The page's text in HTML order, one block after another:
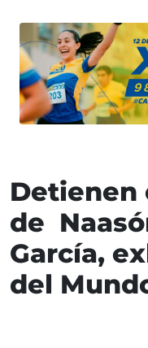
Detienen
de
García,
del